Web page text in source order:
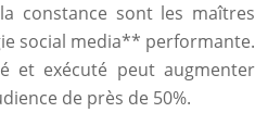
constance sont les maîtres
social media** performante.
et exécuté peut augmenter
de près de 50%.